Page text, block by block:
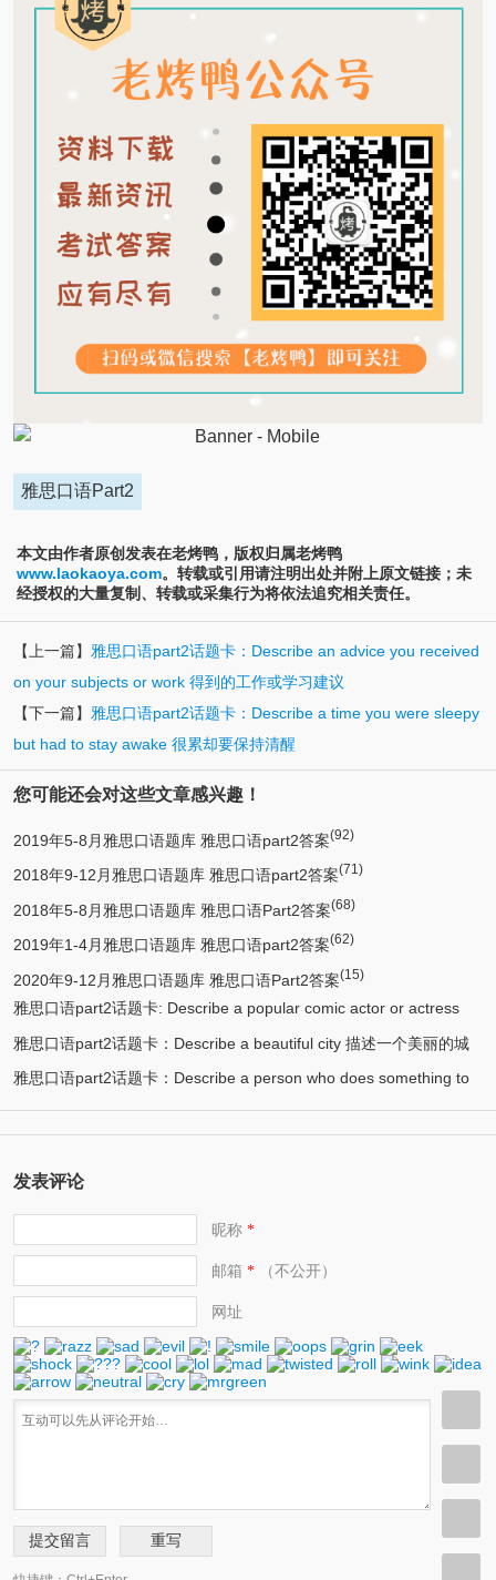
雅思口语Part2
本文由作者原创发表在老烤鸭，版权归属老烤鸭
www.laokaoya.com。转载或引用请注明出处并附上原文链接；未
经授权的大量复制、转载或采集行为将依法追究相关责任。
【上一篇】 雅思口语part2话题卡：Describe an advice you received
on your subjects or work 得到的工作或学习建议
【下一篇】 雅思口语part2话题卡：Describe a time you were sleepy
but had to stay awake 很累却要保持清醒
您可能还会对这些文章感兴趣！
2019年5-8月雅思口语题库 雅思口语part2答案(92)
2018年9-12月雅思口语题库 雅思口语part2答案(71)
2018年5-8月雅思口语题库 雅思口语Part2答案(68)
2019年1-4月雅思口语题库 雅思口语part2答案(62)
2020年9-12月雅思口语题库 雅思口语Part2答案(15)
雅思口语part2话题卡: Describe a popular comic actor or actress
you know 描述一个喜剧演员(13)
雅思口语part2话题卡：Describe a beautiful city 描述一个美丽的城
市/漂亮的城市(12)
雅思口语part2话题卡：Describe a person who does something to
(11)
发表评论
昵称*
邮箱 *（不公开）
网址